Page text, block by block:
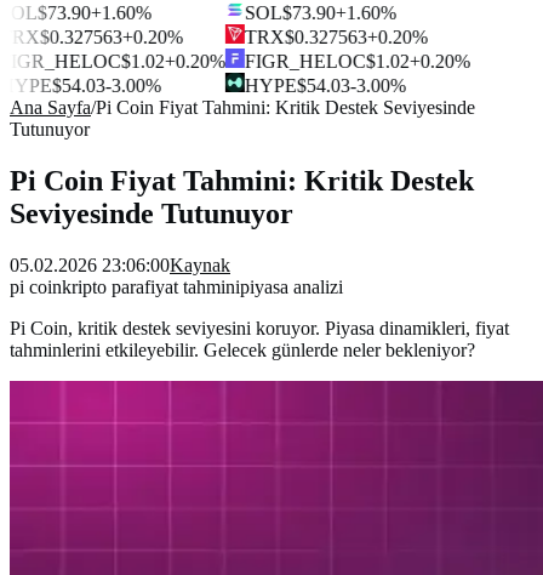
$73.90+1.60%
$0.327563+0.20%
$1.02+0.20%
$54.03-3.00%
SOL$73.90+1.60%
TRX$0.327563+0.20%
FIGR_HELOC$1.02+0.20%
HYPE$54.03-3.00%
Ana Sayfa/Pi Coin Fiyat Tahmini: Kritik Destek Seviyesinde
Tutunuyor
Pi Coin Fiyat Tahmini: Kritik Destek
Seviyesinde Tutunuyor
05.02.2026 23:06:00Kaynak
pi coinkripto parafiyat tahminipiyasa analizi
Pi Coin, kritik destek seviyesini koruyor. Piyasa dinamikleri, fiyat
tahminlerini etkileyebilir. Gelecek günlerde neler bekleniyor?